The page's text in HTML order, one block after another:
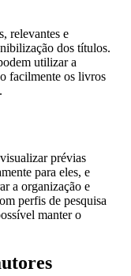
relevantes e
dos títulos.
utilizar a
facilmente os livros
prévias
para eles, e
a organização e
perfis de pesquisa
manter o